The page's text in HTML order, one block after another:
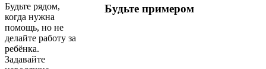
Будьте рядом,
когда нужна
помощь, но не
делайте работу за
ребёнка.
Задавайте
Будьте примером